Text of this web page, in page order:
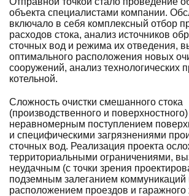
объекта специалистами компании.
включало в себя комплексный отбор
расходов стока, анализ источников
сточных вод и режима их отведения,
оптимального расположения новых
сооружений, анализ технологических
котельной.
Сложность очистки смешанного стока
(производственного и
неравномерным поступлением
и специфическими загрязнениями
сточных вод. Реализация проекта
территориальными ограничениями,
неудачным (с точки зрения
подземным залеганием коммуникаций
расположением проездов и гаражного